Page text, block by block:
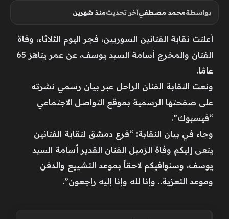
بواسطةمحمد مصطفيآخر تحديثمنذ شهرين
أعلنت نقابة الفنانين السوريين، فجر اليوم الثلاثاء، وفاة
الفنان والمخرج أسامة السيد يوسف، عن عمر يناهز 65
عامًا.
ونعت النقابة الفنان الراحل عبر بيان رسمي نشرته
على صفحتها الرسمية بموقع التواصل الاجتماعي
“فيسبوك”.
وجاء في بيان النقابة: “فرع دمشق لنقابة الفنانين
ينعى إليكم وفاة الزميل الفنان القدير أسامة السيد
يوسف، وسنوافيكم لاحقاً بموعد التشييع والدفن
وموعد التعزية.. وإنا لله وإنا إليه راجعون”.